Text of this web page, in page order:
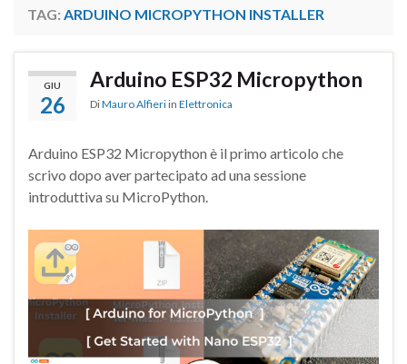
TAG: ARDUINO MICROPYTHON INSTALLER
GIU
26
Arduino ESP32 Micropython
DiMauro Alfieri in Elettronica
Arduino ESP32 Micropython è il primo articolo che
scrivo dopo aver partecipato ad una sessione
introduttiva su MicroPython.